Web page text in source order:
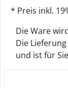
* Preis inkl.
Die Ware
Die
und ist für